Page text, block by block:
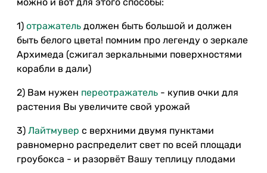
1) отражатель должен быть большой и должен
быть белого цвета! помним про легенду о зеркале
Архимеда (сжигал зеркальными поверхностями
корабли в дали)
2) Вам нужен переотражатель - купив очки для
растения Вы увеличите свой урожай
3) Лайтмувер с верхними двумя пунктами
равномерно распределит свет по всей площади
гроубокса - и разорвёт Вашу теплицу плодами